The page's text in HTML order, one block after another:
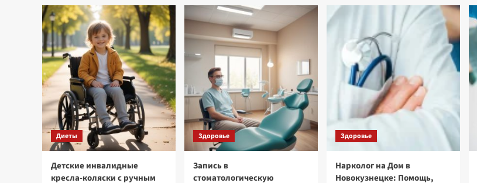
Диеты
Детские инвалидные
кресла-коляски с ручным
Здоровье
Запись в
стоматологическую
Здоровье
Нарколог на Дом в
Новокузнецке: Помощь,